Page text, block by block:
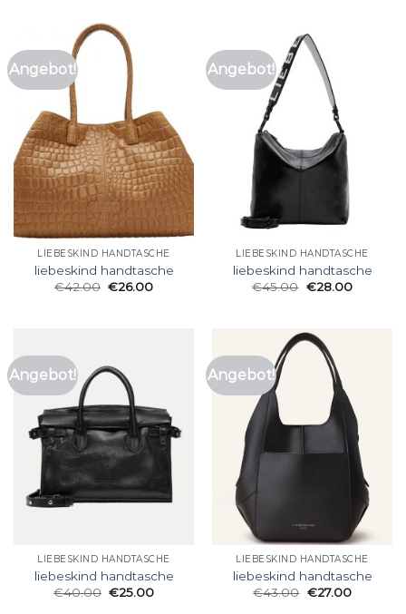
Angebot!
LIEBESKIND HANDTASCHE
liebeskind handtasche
€42.00 €26.00
Angebot!
LIEBESKIND HANDTASCHE
liebeskind handtasche
€45.00 €28.00
Angebot!
LIEBESKIND HANDTASCHE
liebeskind handtasche
€40.00 €25.00
Angebot!
LIEBESKIND HANDTASCHE
liebeskind handtasche
€43.00 €27.00